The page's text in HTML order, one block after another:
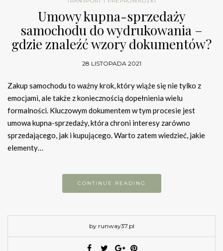
Umowy kupna-sprzedaży
samochodu do wydrukowania –
gdzie znaleźć wzory dokumentów?
28 LISTOPADA 2021
Zakup samochodu to ważny krok, który wiąże się nie tylko z
emocjami, ale także z koniecznością dopełnienia wielu
formalności. Kluczowym dokumentem w tym procesie jest
umowa kupna-sprzedaży, która chroni interesy zarówno
sprzedającego, jak i kupującego. Warto zatem wiedzieć, jakie
elementy…
CONTINUE READING
by runway37.pl